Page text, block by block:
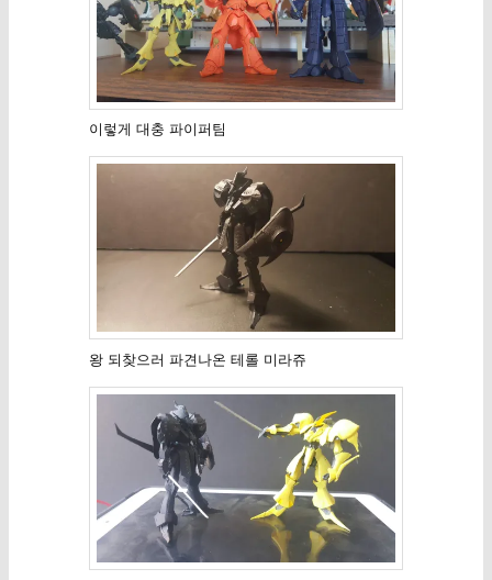
이렇게 대충 파이퍼팀
왕 되찾으러 파견나온 테롤 미라쥬